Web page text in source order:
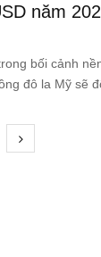
năm
bối cảnh
đô la Mỹ sẽ